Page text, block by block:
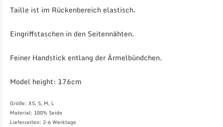
Taille ist im Rückenbereich elastisch.
Eingriffstaschen in den Seitennähten.
Feiner Handstick entlang der Ärmelbündchen.
Model height: 176cm
Größe: XS, S, M, L
Material: 100% Seide
Lieferzeiten: 2-6 Werktage